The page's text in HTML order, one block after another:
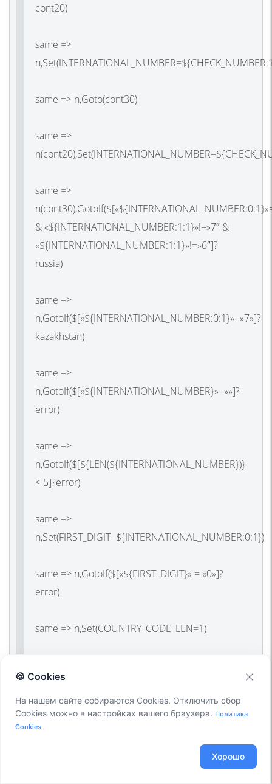
cont20)
same =>
same => n,Goto(cont30)
same =>
same =>
& «${INTERNATIONAL_NUMBER:1:1}»!=»7″ &
«${INTERNATIONAL_NUMBER:1:1}»!=»6″]?
russia)
same =>
n,GotoIf($[«${INTERNATIONAL_NUMBER:0:1}»=»7»]?
kazakhstan)
same =>
n,GotoIf($[«${INTERNATIONAL_NUMBER}»=»»]?
error)
same =>
n,GotoIf($[${LEN(${INTERNATIONAL_NUMBER})}
< 5]?error)
same =>
n,Set(FIRST_DIGIT=${INTERNATIONAL_NUMBER:0:1})
same => n,GotoIf($[«${FIRST_DIGIT}» = «0»]?
error)
same => n,Set(COUNTRY_CODE_LEN=1)
same => n,ExecIf($[«${FIRST_DIGIT}» = «1» |
«${FIRST_DIGIT}» = «7»]?
🍪 Cookies
На нашем сайте собираются Cookies. Отключить сбор
Cookies можно в настройках вашего браузера. Политика
Cookies
Хорошо